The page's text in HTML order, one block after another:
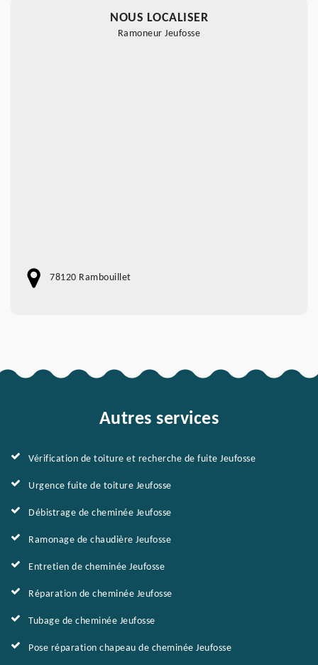
NOUS LOCALISER
Ramoneur Jeufosse
78120 Rambouillet
Autres services
Vérification de toiture et recherche de fuite Jeufosse
Urgence fuite de toiture Jeufosse
Débistrage de cheminée Jeufosse
Ramonage de chaudière Jeufosse
Entretien de cheminée Jeufosse
Réparation de cheminée Jeufosse
Tubage de cheminée Jeufosse
Pose réparation chapeau de cheminée Jeufosse